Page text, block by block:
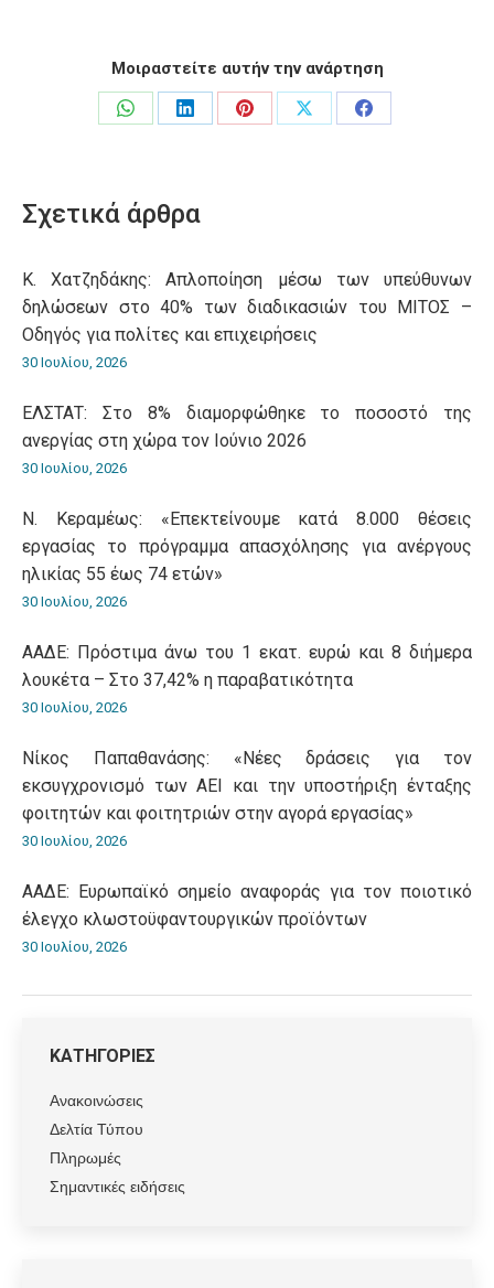
Μοιραστείτε αυτήν την ανάρτηση
Share
Share
Share
Share
Share
Σχετικά άρθρα
Κ. Χατζηδάκης: Aπλοποίηση μέσω των υπεύθυνων
δηλώσεων στο 40% των διαδικασιών του ΜΙΤΟΣ –
Οδηγός για πολίτες και επιχειρήσεις
30 Ιουλίου, 2026
ΕΛΣΤΑΤ: Στο 8% διαμορφώθηκε το ποσοστό της
ανεργίας στη χώρα τον Ιούνιο 2026
30 Ιουλίου, 2026
Ν. Κεραμέως: «Επεκτείνουμε κατά 8.000 θέσεις
εργασίας το πρόγραμμα απασχόλησης για ανέργους
ηλικίας 55 έως 74 ετών»
30 Ιουλίου, 2026
ΑΑΔΕ: Πρόστιμα άνω του 1 εκατ. ευρώ και 8 διήμερα
λουκέτα – Στο 37,42% η παραβατικότητα
30 Ιουλίου, 2026
Νίκος Παπαθανάσης: «Νέες δράσεις για τον
εκσυγχρονισμό των ΑΕΙ και την υποστήριξη ένταξης
φοιτητών και φοιτητριών στην αγορά εργασίας»
30 Ιουλίου, 2026
ΑΑΔΕ: Ευρωπαϊκό σημείο αναφοράς για τον ποιοτικό
έλεγχο κλωστοϋφαντουργικών προϊόντων
30 Ιουλίου, 2026
ΚΑΤΗΓΟΡΙΕΣ
Ανακοινώσεις
Δελτία Τύπου
Πληρωμές
Σημαντικές ειδήσεις